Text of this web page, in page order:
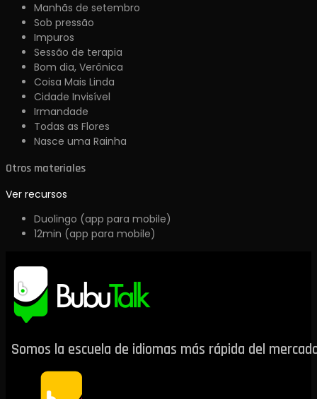
Manhãs de setembro
Sob pressão
Impuros
Sessão de terapia
Bom dia, Verônica
Coisa Mais Linda
Cidade Invisível
Irmandade
Todas as Flores
Nasce uma Rainha
Otros materiales
Ver recursos
Duolingo (app para mobile)
12min (app para mobile)
Somos la escuela de idiomas más rápida del